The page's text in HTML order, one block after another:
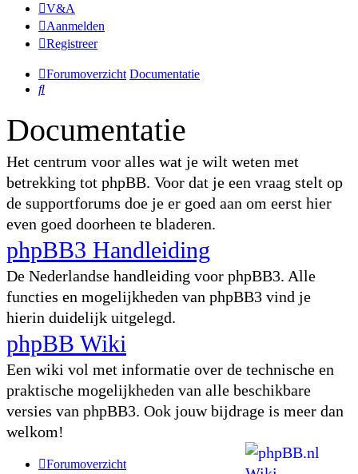
V&A
Aanmelden
Registreer
Forumoverzicht Documentatie
Zoek
Documentatie
Het centrum voor alles wat je wilt weten met
betrekking tot phpBB. Voor dat je een vraag stelt op
de supportforums doe je er goed aan om eerst hier
even goed doorheen te bladeren.
phpBB3 Handleiding
De Nederlandse handleiding voor phpBB3. Alle
functies en mogelijkheden van phpBB3 vind je
hierin duidelijk uitgelegd.
phpBB Wiki
Een wiki vol met informatie over de technische en
praktische mogelijkheden van alle beschikbare
versies van phpBB3. Ook jouw bijdrage is meer dan
welkom!
Forumoverzicht